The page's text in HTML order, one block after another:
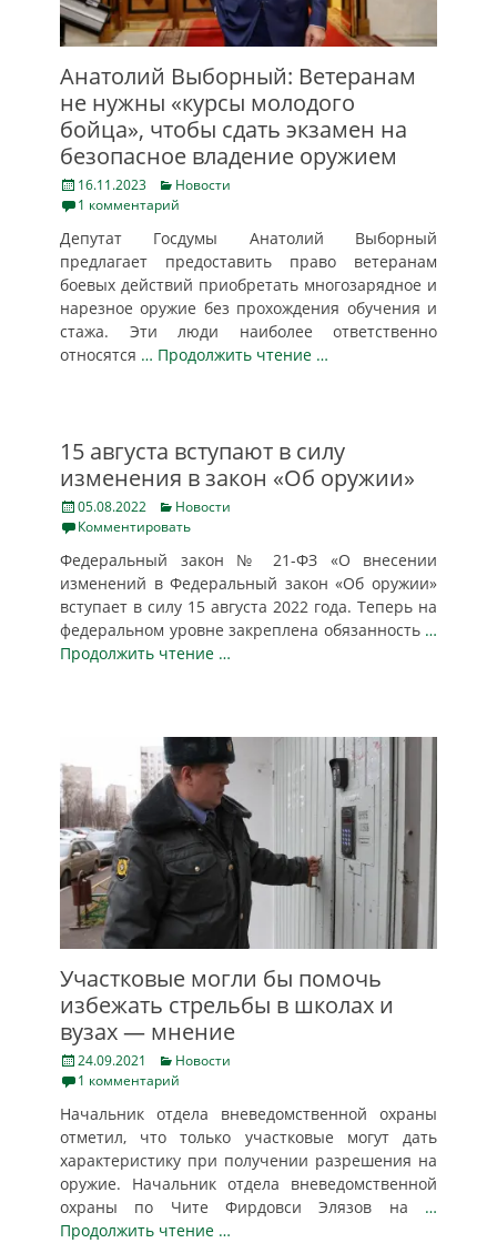
Анатолий Выборный: Ветеранам
не нужны «курсы молодого
бойца», чтобы сдать экзамен на
безопасное владение оружием
Posted
on
16.11.2023 Categories
Новости
1 комментарий
Депутат Госдумы Анатолий Выборный
предлагает предоставить право ветеранам
боевых действий приобретать многозарядное и
нарезное оружие без прохождения обучения и
стажа. Эти люди наиболее ответственно
относятся … Продолжить чтение …
15 августа вступают в силу
изменения в закон «Об оружии»
Posted
on
05.08.2022 Categories
Новости
Комментировать
Федеральный закон № 21-ФЗ «О внесении
изменений в Федеральный закон «Об оружии»
вступает в силу 15 августа 2022 года. Теперь на
федеральном уровне закреплена обязанность …
Продолжить чтение …
Участковые могли бы помочь
избежать стрельбы в школах и
вузах — мнение
Posted
on
24.09.2021 Categories
Новости
1 комментарий
Начальник отдела вневедомственной охраны
отметил, что только участковые могут дать
характеристику при получении разрешения на
оружие. Начальник отдела вневедомственной
охраны по Чите Фирдовси Элязов на …
Продолжить чтение …